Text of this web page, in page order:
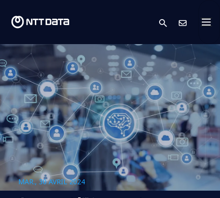
search
MAR., 30 AVRIL 2024